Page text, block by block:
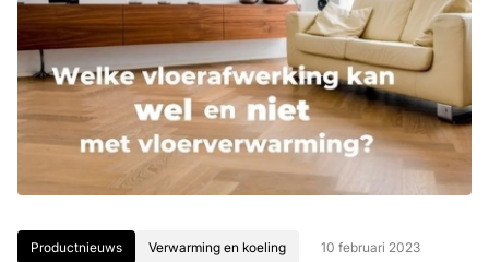
Productnieuws Verwarming en koeling 10 februari 2023